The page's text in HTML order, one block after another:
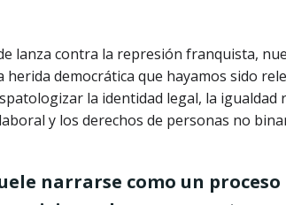
lanza contra la represión franquista,
democrática que hayamos sido
la identidad legal, la igualdad
y los derechos de personas no
narrarse como un